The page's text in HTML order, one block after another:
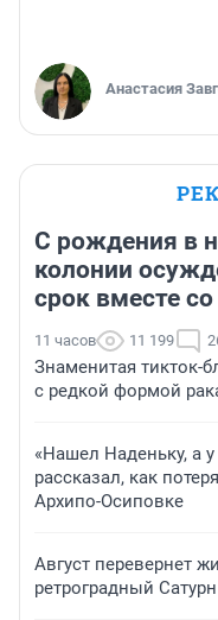
Анастасия
С рождения в
колонии
срок вместе
11 часов 11 199
Знаменитая тикток-
с редкой формой
«Нашел Наденьку, а
рассказал, как
Архипо-Осиповке
Август перевернет
ретроградный